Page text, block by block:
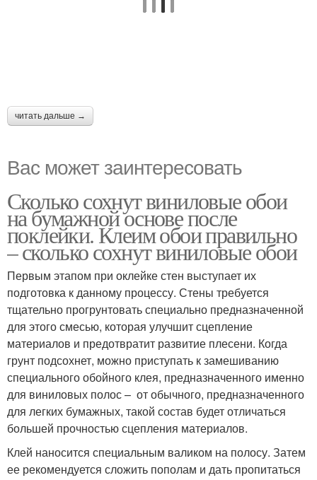
читать дальше →
Вас может заинтересовать
Сколько сохнут виниловые обои
на бумажной основе после
поклейки. Клеим обои правильно
– сколько сохнут виниловые обои
Первым этапом при оклейке стен выступает их
подготовка к данному процессу. Стены требуется
тщательно прогрунтовать специально предназначенной
для этого смесью, которая улучшит сцепление
материалов и предотвратит развитие плесени. Когда
грунт подсохнет, можно приступать к замешиванию
специального обойного клея, предназначенного именно
для виниловых полос – от обычного, предназначенного
для легких бумажных, такой состав будет отличаться
большей прочностью сцепления материалов.
Клей наносится специальным валиком на полосу. Затем
ее рекомендуется сложить пополам и дать пропитаться